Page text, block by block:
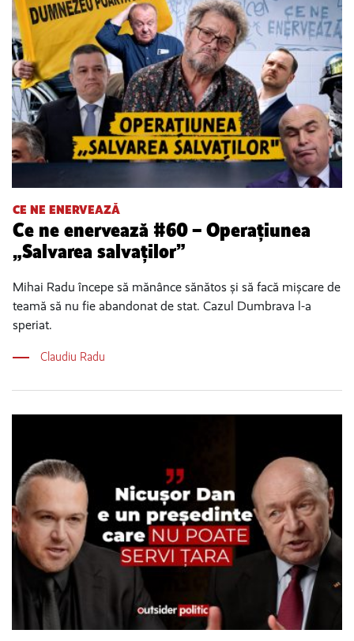
CE NE ENERVEAZĂ
Ce ne enervează #60 – Operațiunea
„Salvarea salvaților”
Mihai Radu începe să mănânce sănătos și să facă mișcare de
teamă să nu fie abandonat de stat. Cazul Dumbrava l-a
speriat.
Claudiu Radu